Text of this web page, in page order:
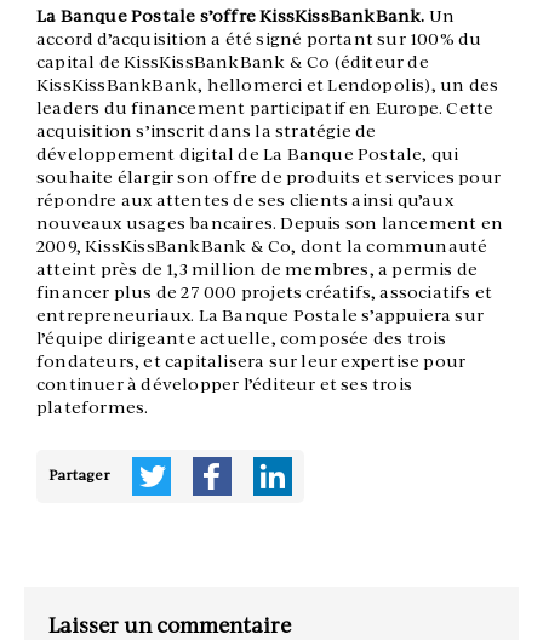
La Banque Postale s’offre KissKissBankBank. Un
accord d’acquisition a été signé portant sur 100% du
capital de KissKissBankBank & Co (éditeur de
KissKissBankBank, hellomerci et Lendopolis), un des
leaders du financement participatif en Europe. Cette
acquisition s’inscrit dans la stratégie de
développement digital de La Banque Postale, qui
souhaite élargir son offre de produits et services pour
répondre aux attentes de ses clients ainsi qu’aux
nouveaux usages bancaires. Depuis son lancement en
2009, KissKissBankBank & Co, dont la communauté
atteint près de 1,3 million de membres, a permis de
financer plus de 27 000 projets créatifs, associatifs et
entrepreneuriaux. La Banque Postale s’appuiera sur
l’équipe dirigeante actuelle, composée des trois
fondateurs, et capitalisera sur leur expertise pour
continuer à développer l’éditeur et ses trois
plateformes.
Partager
Laisser un commentaire